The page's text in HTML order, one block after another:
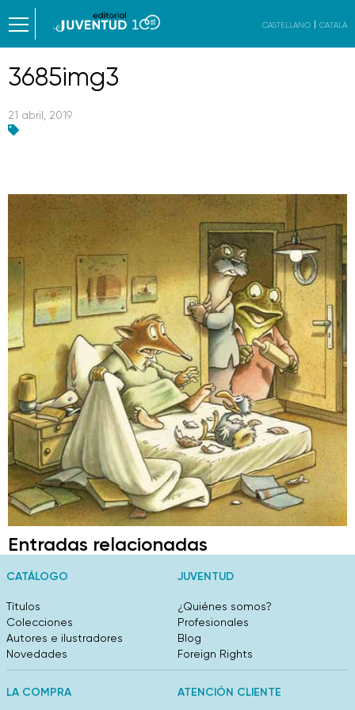
CASTELLANO CATALÀ
3685img3
21 abril, 2019
Entradas relacionadas
CATÁLOGO
Títulos
Colecciones
Autores e ilustradores
Novedades
JUVENTUD
¿Quiénes somos?
Profesionales
Blog
Foreign Rights
LA COMPRA ATENCIÓN CLIENTE